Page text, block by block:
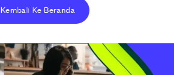
Kembali Ke Beranda